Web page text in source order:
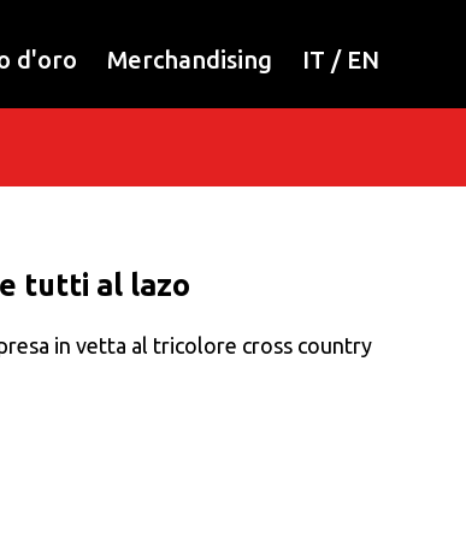
d'oro Merchandising IT / EN
tutti al lazo
in vetta al tricolore cross country